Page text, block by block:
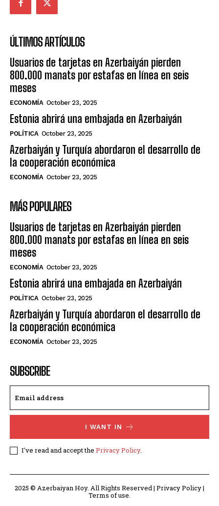
ÚLTIMOS ARTÍCULOS
Usuarios de tarjetas en Azerbaiyán pierden
800.000 manats por estafas en línea en seis
meses
ECONOMÍA October 23, 2025
Estonia abrirá una embajada en Azerbaiyán
POLÍTICA October 23, 2025
Azerbaiyán y Turquía abordaron el desarrollo de
la cooperación económica
ECONOMÍA October 23, 2025
MÁS POPULARES
Usuarios de tarjetas en Azerbaiyán pierden
800.000 manats por estafas en línea en seis
meses
ECONOMÍA October 23, 2025
Estonia abrirá una embajada en Azerbaiyán
POLÍTICA October 23, 2025
Azerbaiyán y Turquía abordaron el desarrollo de
la cooperación económica
ECONOMÍA October 23, 2025
SUBSCRIBE
I WANT IN
I've read and accept the Privacy Policy.
2025 © Azerbaiyan Hoy. All Rights Reserved | Privacy Policy |
Terms of use.